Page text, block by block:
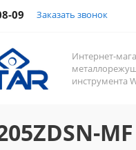
09 Заказать звонок
Интернет-
инструмента